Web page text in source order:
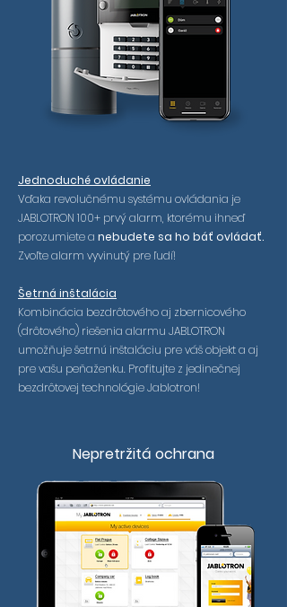
Jednoduché ovládanie
Vďaka revolučnému systému ovládania je
JABLOTRON 100+ prvý alarm, ktorému ihneď
porozumiete a nebudete sa ho báť ovládať.
Zvoľte alarm vyvinutý pre ľudí!
Šetrná inštalácia
Kombinácia bezdrôtového aj zbernicového
(drôtového) riešenia alarmu JABLOTRON
umožňuje šetrnú inštaláciu pre váš objekt a aj
pre vašu peňaženku. Profitujte z jedinečnej
bezdrôtovej technológie Jablotron!
Nepretržitá ochrana